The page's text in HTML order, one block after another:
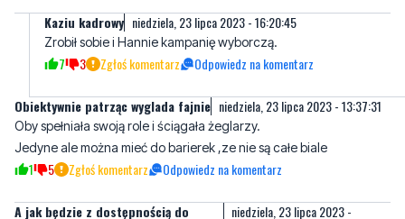
Obiektywnie patrząc wyglada fajnie niedziela, 23 lipca 2023 - 13:37:31
Oby spełniała swoją role i ściągała żeglarzy.
1 5 Zgłoś komentarz Odpowiedz na komentarz
A jak będzie z dostępnością do
mariny
niedziela, 23 lipca 2023 -
13:50:27
5 1 Zgłoś komentarz Odpowiedz na komentarz